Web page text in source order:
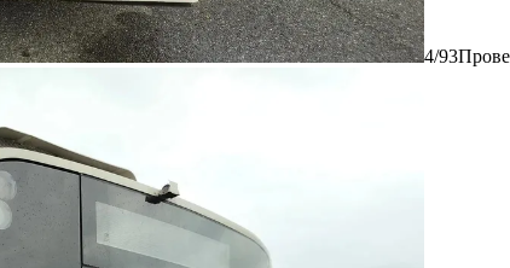
4/93